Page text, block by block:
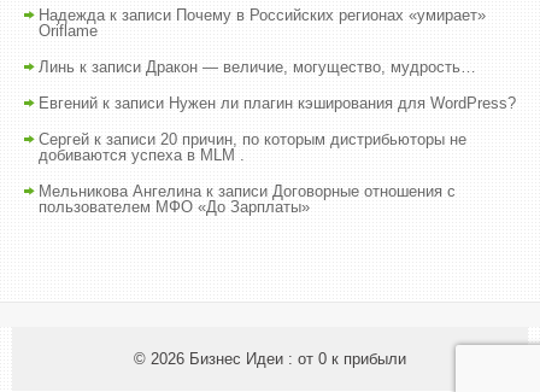
Надеждак записи Почему в Российских регионах «умирает»
Oriflame
Линь к записи Дракон — величие, могущество, мудрость…
Евгений к записи Нужен ли плагин кэширования для WordPress?
Сергей к записи 20 причин, по которым дистрибьюторы не
добиваются успеха в MLM .
Мельникова Ангелинак записи Договорные отношения с
пользователем МФО «До Зарплаты»
© 2026 Бизнес Идеи : от 0 к прибыли